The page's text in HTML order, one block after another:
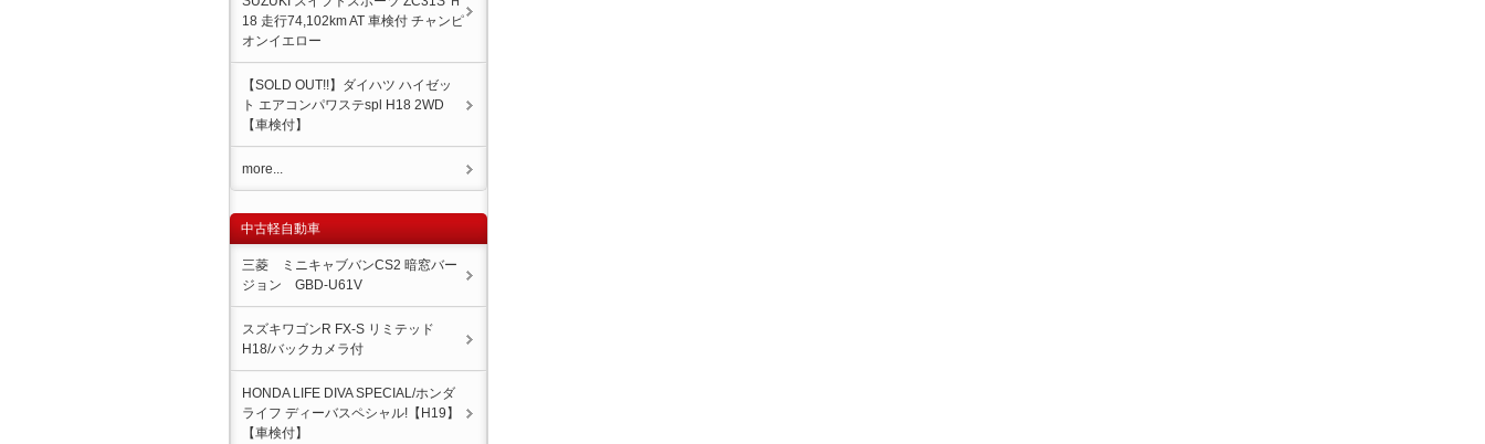
18 走行74,102km AT 車検付 チャンピ
オンイエロー
【SOLD OUT!!】ダイハツ ハイゼッ
ト エアコンパワステspl H18 2WD
【車検付】
more...
中古軽自動車
三菱 ミニキャブバンCS2 暗窓バー
ジョン GBD-U61V
スズキワゴンR FX-S リミテッド
H18/バックカメラ付
HONDA LIFE DIVA SPECIAL/ホンダ
ライフ ディーバスペシャル!【H19】
【車検付】